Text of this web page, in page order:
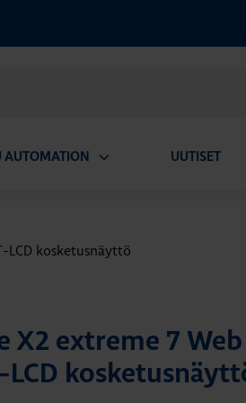
AUTOMATION UUTISET
LCD kosketusnäyttö
X2 extreme 7 Web
LCD